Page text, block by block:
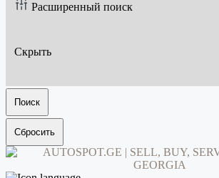
Расширенный поиск
Скрыть
Поиск
Сбросить